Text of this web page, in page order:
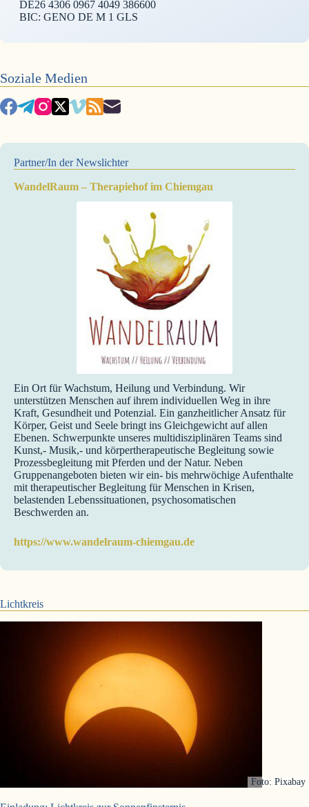
DE26 4306 0967 4049 386600
BIC: GENO DE M 1 GLS
Soziale Medien
Partner/In der Newslichter
WandelRaum – Therapiehof im Chiemgau
Ein Ort für Wachstum, Heilung und Verbindung. Wir
unterstützen Menschen auf ihrem individuellen Weg in ihre
Kraft, Gesundheit und Potenzial. Ein ganzheitlicher Ansatz für
Körper, Geist und Seele bringt ins Gleichgewicht auf allen
Ebenen. Schwerpunkte unseres multidisziplinären Teams sind
Kunst,- Musik,- und körpertherapeutische Begleitung sowie
Prozessbegleitung mit Pferden und der Natur. Neben
Gruppenangeboten bieten wir ein- bis mehrwöchige Aufenthalte
mit therapeutischer Begleitung für Menschen in Krisen,
belastenden Lebenssituationen, psychosomatischen
Beschwerden an.
https://www.wandelraum-chiemgau.de
Lichtkreis
Foto: Pixabay